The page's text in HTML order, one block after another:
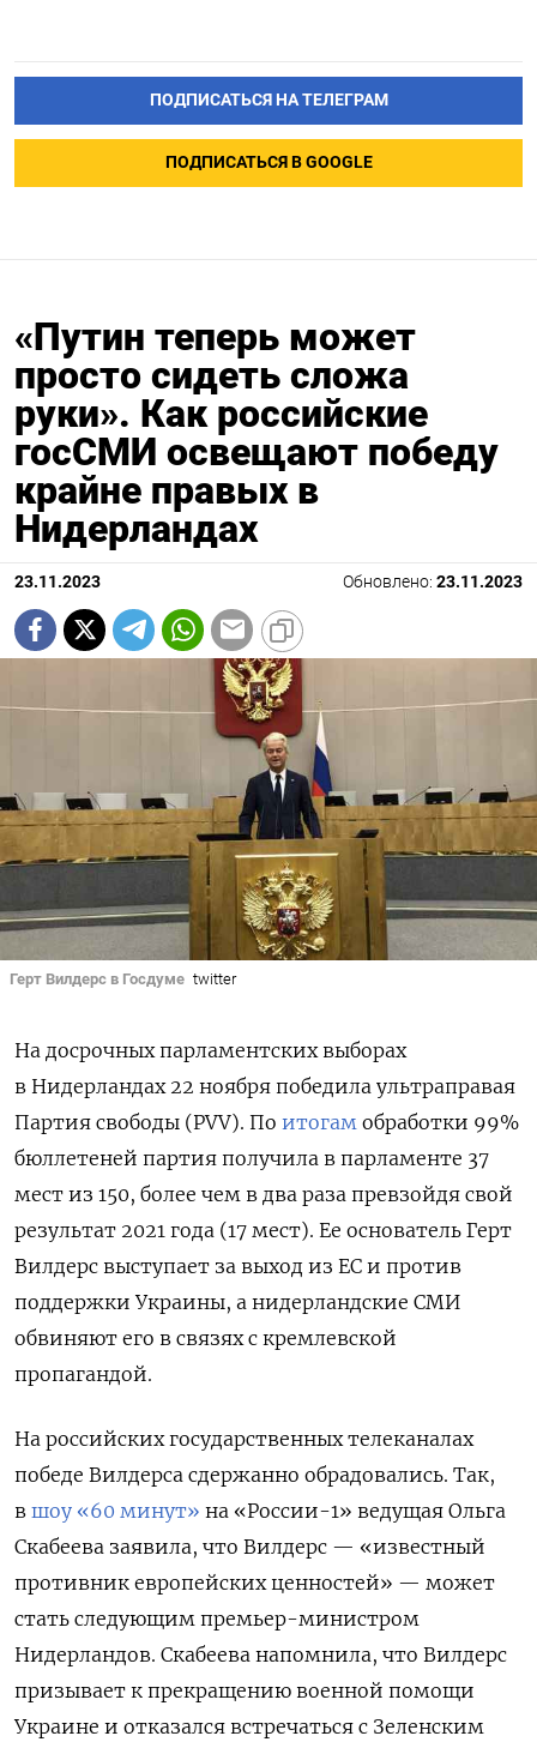
ПОДПИСАТЬСЯ НА ТЕЛЕГРАМ
ПОДПИСАТЬСЯ В GOOGLE
«Путин теперь может
просто сидеть сложа
руки». Как российские
госСМИ освещают победу
крайне правых в
Нидерландах
23.11.2023 Обновлено: 23.11.2023
Герт Вилдерс в Госдуме twitter
На досрочных парламентских выборах
в Нидерландах 22 ноября победила ультраправая
Партия свободы (PVV). По итогам обработки 99%
бюллетеней партия получила в парламенте 37
мест из 150, более чем в два раза превзойдя свой
результат 2021 года (17 мест). Ее основатель Герт
Вилдерс выступает за выход из ЕС и против
поддержки Украины, а нидерландские СМИ
обвиняют его в связях с кремлевской
пропагандой.
На российских государственных телеканалах
победе Вилдерса сдержанно обрадовались. Так,
в шоу «60 минут» на «России-1» ведущая Ольга
Скабеева заявила, что Вилдерс — «известный
противник европейских ценностей» — может
стать следующим премьер-министром
Нидерландов. Скабеева напомнила, что Вилдерс
призывает к прекращению военной помощи
Украине и отказался встречаться с Зеленским